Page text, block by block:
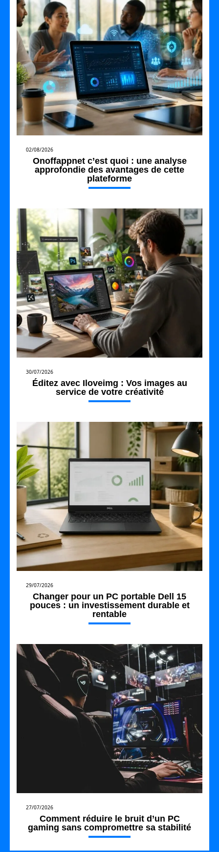
02/08/2026
Onoffappnet c’est quoi : une analyse
approfondie des avantages de cette
plateforme
30/07/2026
Éditez avec Iloveimg : Vos images au
service de votre créativité
29/07/2026
Changer pour un PC portable Dell 15
pouces : un investissement durable et
rentable
27/07/2026
Comment réduire le bruit d’un PC
gaming sans compromettre sa stabilité